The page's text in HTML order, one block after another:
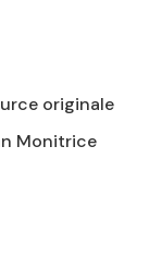
originale
Monitrice